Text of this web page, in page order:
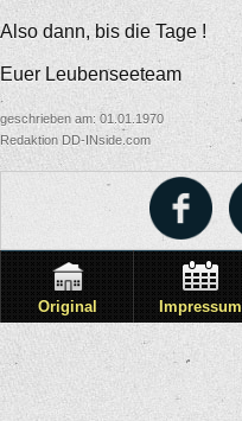
Also dann, bis die Tage !
Euer Leubenseeteam
geschrieben am: 01.01.1970
Redaktion DD-INside.com
Original Impressum